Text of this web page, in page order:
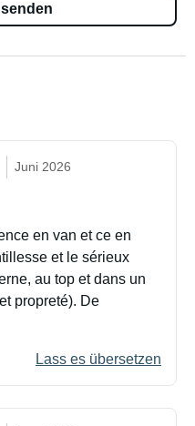
Juni 2026
en van et ce en
et le sérieux
au top et dans un
propreté). De
Lass es übersetzen